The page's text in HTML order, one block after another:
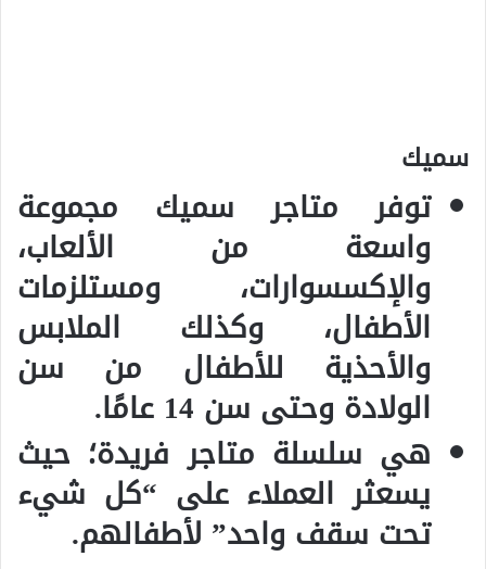
سميك
توفر متاجر سميك مجموعة
واسعة من الألعاب،
والإكسسوارات، ومستلزمات
الأطفال، وكذلك الملابس
والأحذية للأطفال من سن
الولادة وحتى سن 14 عامًا.
هي سلسلة متاجر فريدة؛ حيث
يسعثر العملاء على “كل شيء
تحت سقف واحد” لأطفالهم.